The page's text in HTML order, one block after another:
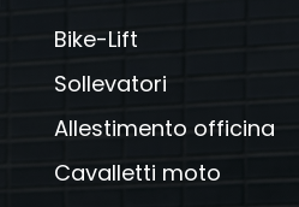
Bike-Lift
Sollevatori
Allestimento officina
Cavalletti moto